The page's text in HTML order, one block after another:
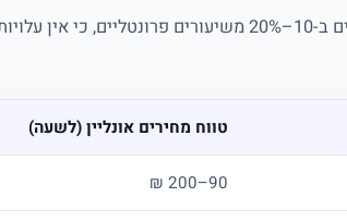
מחירי שיעורים אונליין לרוב נמוכים ב-10–20%
טווח מחירים אונליין (לשעה)
90–200 ₪